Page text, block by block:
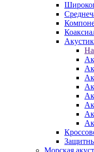
Морская